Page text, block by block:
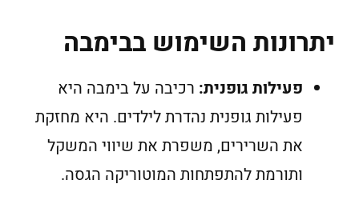
יתרונות השימוש בבימבה
פעילות גופנית: רכיבה על בימבה היא
פעילות גופנית נהדרת לילדים. היא מחזקת
את השרירים, משפרת את שיווי המשקל
ותורמת להתפתחות המוטוריקה הגסה.